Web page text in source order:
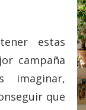
estas
campaña
imaginar,
que